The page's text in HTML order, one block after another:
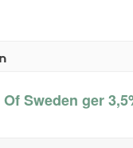
Sweden ger